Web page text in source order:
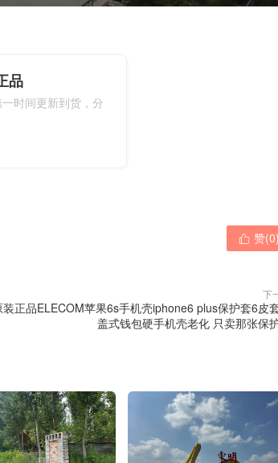
品
时间更新到货，分
 赞(0)
下
正品ELECOM苹果6s手机壳iphone6 plus保护套6皮
盖式钱包硬手机壳老化 只卖那张保